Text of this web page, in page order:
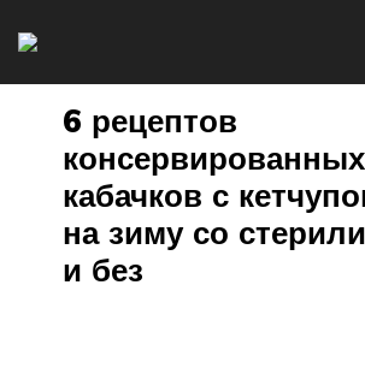
6 рецептов
консервированных
кабачков с
на зиму со
и без